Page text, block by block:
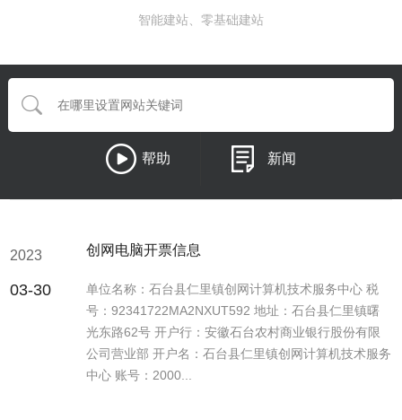
智能建站、零基础建站
帮助 新闻
2023
03-30
创网电脑开票信息
单位名称：石台县仁里镇创网计算机技术服务中心 税
号：92341722MA2NXUT592 地址：石台县仁里镇曙
光东路62号 开户行：安徽石台农村商业银行股份有限
公司营业部 开户名：石台县仁里镇创网计算机技术服务
中心 账号：2000...